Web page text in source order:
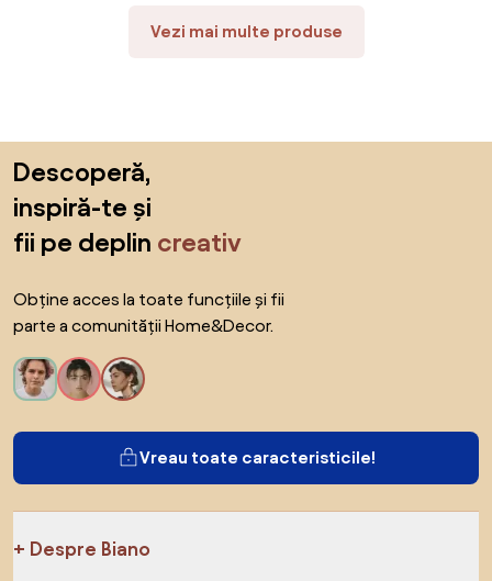
Vezi mai multe produse
Descoperă,
inspiră-te și
fii pe deplin creativ
Obține acces la toate funcțiile și fii
parte a comunității Home&Decor.
Vreau toate caracteristicile!
Despre Biano